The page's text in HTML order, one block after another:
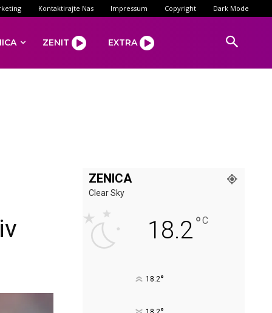
Kontaktirajte Nas Impressum Copyright Dark Mode
ZENIT EXTRA
ZENICA
Clear Sky
18.2°C
18.2°